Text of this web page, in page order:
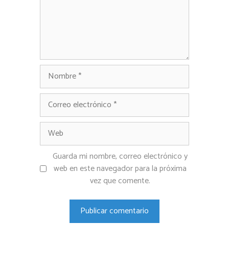
Nombre
Correo
Web
Guarda mi nombre, correo electrónico y
web en este navegador para la próxima
vez que comente.